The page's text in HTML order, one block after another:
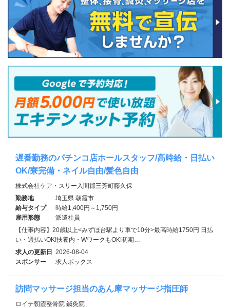
遅番勤務のパチンコ店ホールスタッフ/高時給・日払い
OK/寮完備・ネイル自由/髪色自由
株式会社ケア・スリー入間郡三芳町藤久保
勤務地
埼玉県 朝霞市
給与タイプ
時給1,400円～1,750円
雇用形態
派遣社員
【仕事内容】20歳以上<みずほ台駅より車で10分>最高時給1750円 日払
い・週払いOK!扶養内・WワークもOK!初期…
求人の更新日 2026-08-04
スポンサー
求人ボックス
訪問マッサージ担当のあん摩マッサージ指圧師
ロイテ朝霞整骨院 鍼灸院